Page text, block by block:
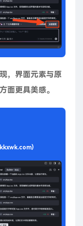
，界面元素与原
面更具美感。